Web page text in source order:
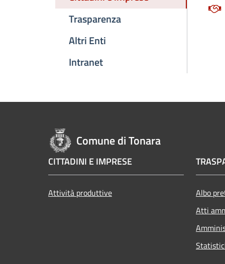
Trasparenza
Altri Enti
Intranet
Comune di Tonara
CITTADINI E IMPRESE
Attività produttive
Albo
Atti